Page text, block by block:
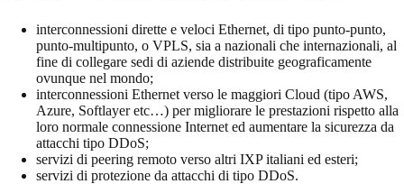
interconnessioni dirette e veloci Ethernet, di tipo punto-punto,
punto-multipunto, o VPLS, sia a nazionali che internazionali, al
fine di collegare sedi di aziende distribuite geograficamente
ovunque nel mondo;
interconnessioni Ethernet verso le maggiori Cloud (tipo AWS,
Azure, Softlayer etc…) per migliorare le prestazioni rispetto alla
loro normale connessione Internet ed aumentare la sicurezza da
attacchi tipo DDoS;
servizi di peering remoto verso altri IXP italiani ed esteri;
servizi di protezione da attacchi di tipo DDoS.